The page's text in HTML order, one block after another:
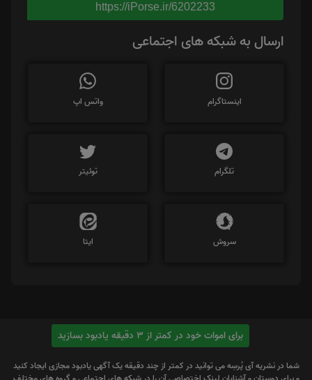
https://iPorse.ir/6202233
ارسال به شبکه های اجتماعی
اینستاگرام واتس اپ
تلگرام توئیتر
سروش ایتا
برای اموات خود در کمتر از 3 دقیقه یادبود بسازید
شما در نشریه آی پُرسِه می توانید در کمتر از چند دقیقه یک آگهی یادبود مجازی ایجاد کنید